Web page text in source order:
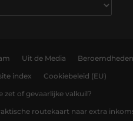
Uit de Media Beroemdheden
index Cookiebeleid (EU)
zet of gevaarlijke valkuil?
routekaart naar extra